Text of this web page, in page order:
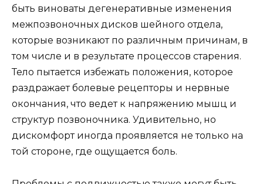
быть виноваты дегенеративные изменения
межпозвоночных дисков шейного отдела,
которые возникают по различным причинам, в
том числе и в результате процессов старения.
Тело пытается избежать положения, которое
раздражает болевые рецепторы и нервные
окончания, что ведет к напряжению мышц и
структур позвоночника. Удивительно, но
дискомфорт иногда проявляется не только на
той стороне, где ощущается боль.